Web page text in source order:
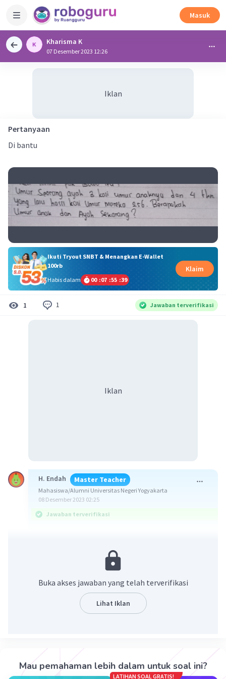
Masuk
Kharisma K
07 Desember 2023 12:26
Iklan
Pertanyaan
Di bantu
Ikuti Tryout SNBT & Menangkan E-Wallet
100rb
Habis dalam
00 :07 :55 :38
Klaim
1 1 Jawaban terverifikasi
Iklan
H. Endah Master Teacher
Mahasiswa/Alumni Universitas Negeri Yogyakarta
08 Desember 2023 02:25
Jawaban terverifikasi
dengan cara memasukkan salah satu persamaan
ke dalam persamaan yang lain.
Maka:
Buka akses jawaban yang telah terverifikasi
Lihat Iklan
Mau pemahaman lebih dalam untuk soal ini?
LATIHAN SOAL GRATIS!